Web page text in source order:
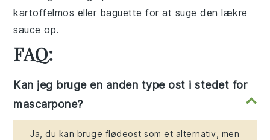
kartoffelmos eller baguette for at suge den lækre
sauce op.
FAQ:
Kan jeg bruge en anden type ost i stedet for
mascarpone?
Ja, du kan bruge flødeost som et alternativ, men